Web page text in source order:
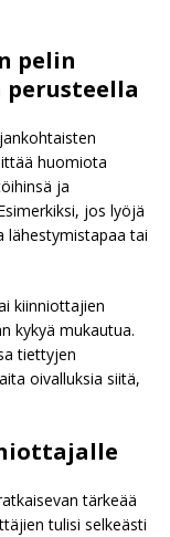
pelin
huomiota
ja
jos lyöjä
lähestymistapaa tai
kiinniottajien
kykyä mukautua.
tiettyjen
oivalluksia siitä,
tärkeää
tulisi selkeästi